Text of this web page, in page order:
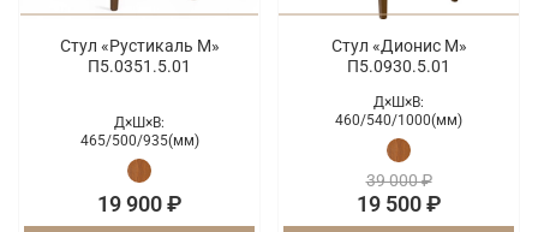
Стул «Рустикаль М»
П5.0351.5.01
Д×Ш×В:
465/500/935(мм)
19 900 ₽
Стул «Дионис М»
П5.0930.5.01
Д×Ш×В:
460/540/1000(мм)
39 000 ₽
19 500 ₽